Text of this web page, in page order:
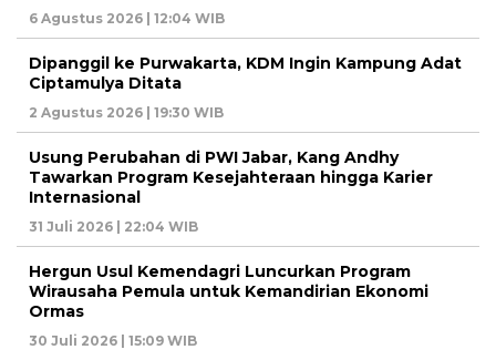
6 Agustus 2026 | 12:04 WIB
Dipanggil ke Purwakarta, KDM Ingin Kampung Adat
Ciptamulya Ditata
2 Agustus 2026 | 19:30 WIB
Usung Perubahan di PWI Jabar, Kang Andhy
Tawarkan Program Kesejahteraan hingga Karier
Internasional
31 Juli 2026 | 22:04 WIB
Hergun Usul Kemendagri Luncurkan Program
Wirausaha Pemula untuk Kemandirian Ekonomi
Ormas
30 Juli 2026 | 15:09 WIB